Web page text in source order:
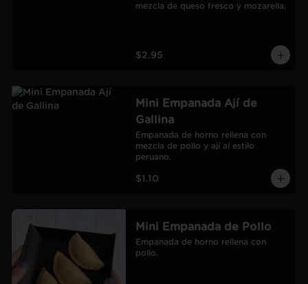
mezcla de queso fresco y mozarella.
$2.95
Mini Empanada Ají de
Gallina
Empanada de horno rellena con
mezcla de pollo y ají al estilo
peruano.
$1.10
Mini Empanada de Pollo
Empanada de horno rellena con
pollo.